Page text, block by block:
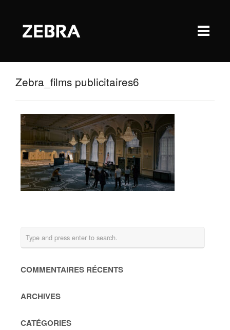
Zebra_films publicitaires6
COMMENTAIRES RÉCENTS
ARCHIVES
CATÉGORIES